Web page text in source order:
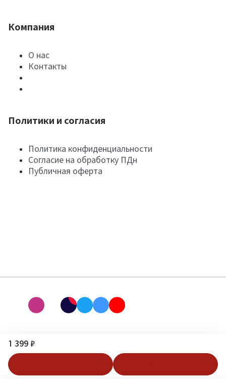
1 399 ₽
Компания
О нас
Контакты
Политики и согласия
Политика конфиденциальности
Согласие на обработку ПДн
Публичная оферта